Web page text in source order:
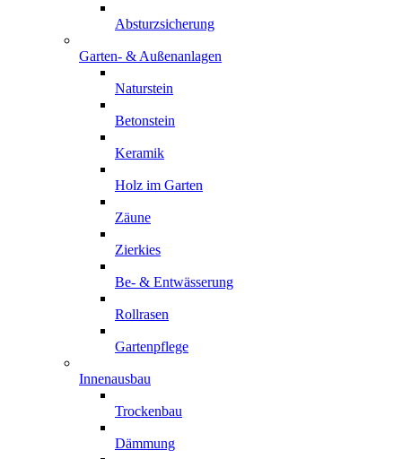
Absturzsicherung
Garten- & Außenanlagen
Naturstein
Betonstein
Keramik
Holz im Garten
Zäune
Zierkies
Be- & Entwässerung
Rollrasen
Gartenpflege
Innenausbau
Trockenbau
Dämmung